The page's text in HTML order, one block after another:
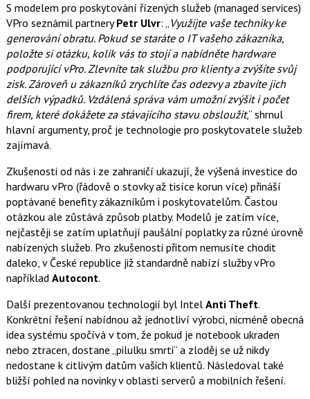
S modelem pro poskytování řízených služeb (managed services)
VPro seznámil partneryPetr Ulvr: „Využijte vaše techniky ke
generování obratu. Pokud se staráte o IT vašeho zákazníka,
položte si otázku, kolik vás to stojí a nabídněte hardware
podporující vPro. Zlevníte tak službu pro klienty a zvýšíte svůj
zisk. Zároveň u zákazníků zrychlíte čas odezvy a zbavíte jich
delších výpadků. Vzdálená správa vám umožní zvýšit i počet
firem, které dokážete za stávajícího stavu obsloužit,“ shrnul
hlavní argumenty, proč je technologie pro poskytovatele služeb
zajímavá.
Zkušenosti od nás i ze zahraničí ukazují, že výšená investice do
hardwaru vPro (řádově o stovky až tisíce korun více) přináší
poptávané benefity zákazníkům i poskytovatelům. Častou
otázkou ale zůstává způsob platby. Modelů je zatím více,
nejčastěji se zatím uplatňují paušální poplatky za různé úrovně
nabízených služeb. Pro zkušenosti přitom nemusíte chodit
daleko, v České republice již standardně nabízí služby vPro
například Autocont.
Další prezentovanou technologií byl Intel Anti Theft.
Konkrétní řešení nabídnou až jednotliví výrobci, nicméně obecná
idea systému spočívá v tom, že pokud je notebook ukraden
nebo ztracen, dostane „pilulku smrti“ a zloděj se už nikdy
nedostane k citlivým datům vašich klientů. Následoval také
bližší pohled na novinky v oblasti serverů a mobilních řešení.